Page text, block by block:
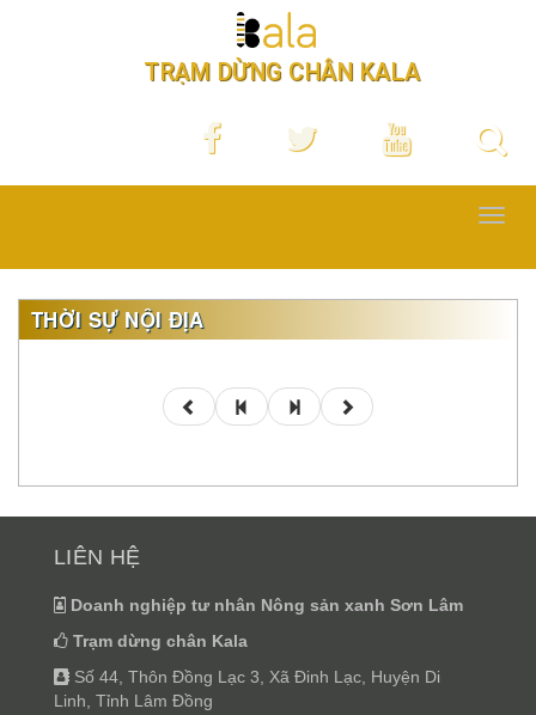
TRẠM DỪNG CHÂN KALA
THỜI SỰ NỘI ĐỊA
LIÊN HỆ
Doanh nghiệp tư nhân Nông sản xanh Sơn Lâm
Trạm dừng chân Kala
Số 44, Thôn Đồng Lạc 3, Xã Đinh Lạc, Huyện Di
Linh, Tỉnh Lâm Đồng